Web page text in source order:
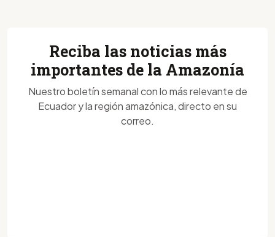
Reciba las noticias más
importantes de la Amazonía
Nuestro boletín semanal con lo más relevante de
Ecuador y la región amazónica, directo en su
correo.